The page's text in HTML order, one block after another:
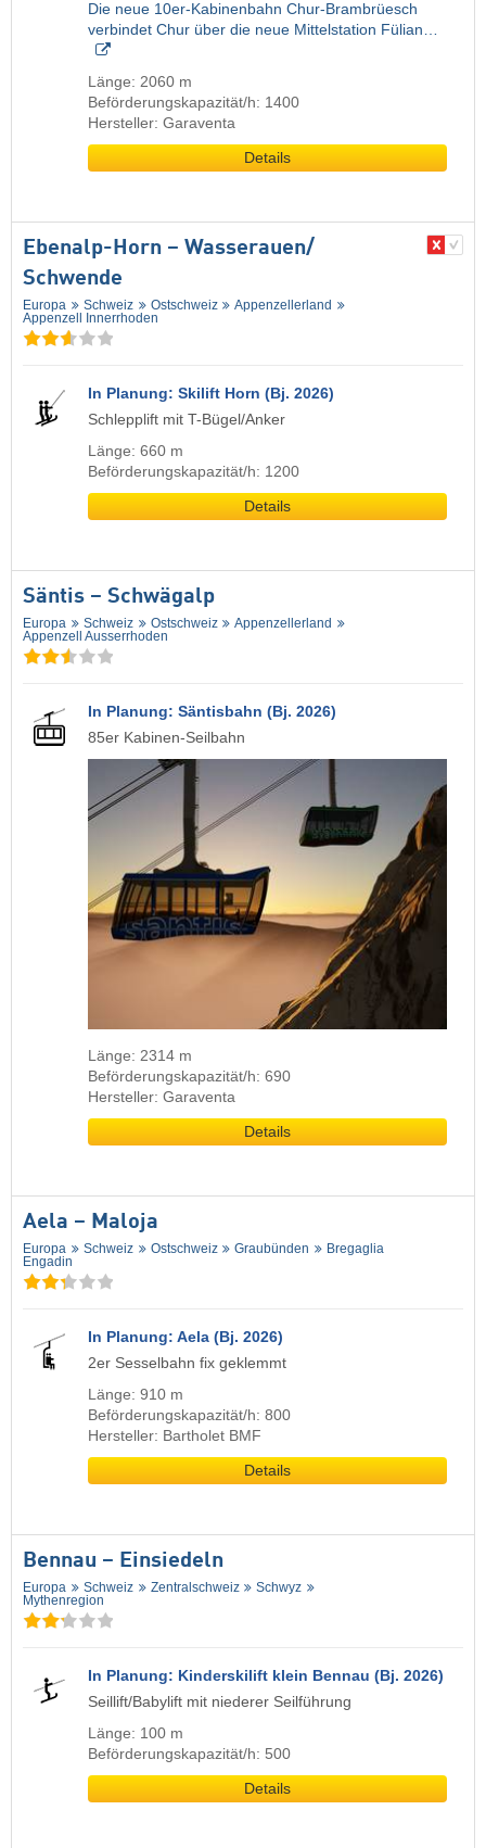
Die neue 10er-Kabinenbahn Chur-Brambrüesch
verbindet Chur über die neue Mittelstation Fülian…
Länge: 2060 m
Beförderungskapazität/h: 1400
Hersteller: Garaventa
Details
Ebenalp-Horn – Wasserauen/​
Schwende
Europa Schweiz Ostschweiz
Appenzellerland
Appenzell Innerrhoden
In Planung: Skilift Horn (Bj. 2026)
Schlepplift mit T-Bügel/Anker
Länge: 660 m
Beförderungskapazität/h: 1200
Details
Säntis – Schwägalp
Europa Schweiz Ostschweiz
Appenzellerland
Appenzell Ausserrhoden
In Planung: Säntisbahn (Bj. 2026)
85er Kabinen-Seilbahn
Länge: 2314 m
Beförderungskapazität/h: 690
Hersteller: Garaventa
Details
Aela – Maloja
Europa Schweiz Ostschweiz Graubünden
Bregaglia
Engadin
In Planung: Aela (Bj. 2026)
2er Sesselbahn fix geklemmt
Länge: 910 m
Beförderungskapazität/h: 800
Hersteller: Bartholet BMF
Details
Bennau – Einsiedeln
Europa Schweiz Zentralschweiz
Schwyz
Mythenregion
In Planung: Kinderskilift klein Bennau (Bj. 2026)
Seillift/Babylift mit niederer Seilführung
Länge: 100 m
Beförderungskapazität/h: 500
Details